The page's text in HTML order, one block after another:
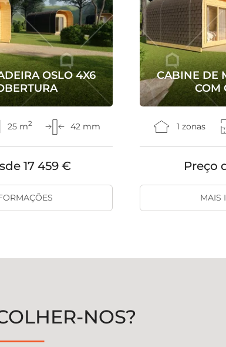
OSLO 4X6
25 m2 42 mm
17 459 €
CABINE DE
COM
1 zonas
Preço
MAIS
NOS?